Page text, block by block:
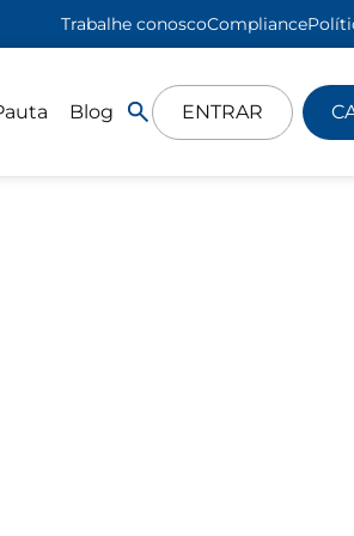
Trabalhe conoscoCompliance
Blog ENTRAR